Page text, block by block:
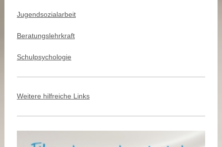
Jugendsozialarbeit
Beratungslehrkraft
Schulpsychologie
Weitere hilfreiche Links